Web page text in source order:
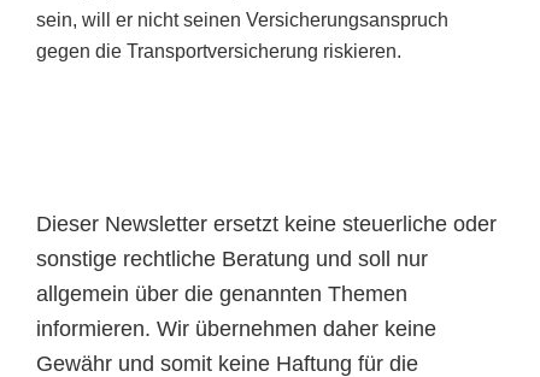
sein, will er nicht seinen Versicherungsanspruch
gegen die Transportversicherung riskieren.
Dieser Newsletter ersetzt keine steuerliche oder
sonstige rechtliche Beratung und soll nur
allgemein über die genannten Themen
informieren. Wir übernehmen daher keine
Gewähr und somit keine Haftung für die